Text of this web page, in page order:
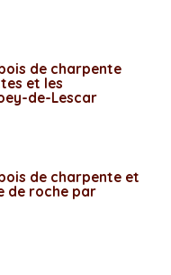
de charpente
et les
de-Lescar
de charpente et
de roche par